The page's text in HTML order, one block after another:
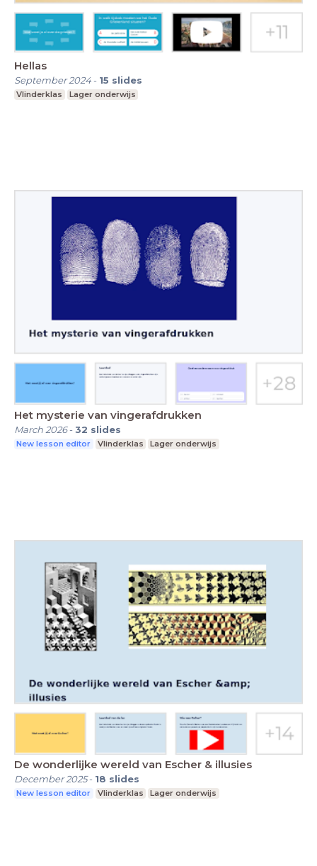
Hellas
September 2024- 15 slides
Vlinderklas Lager onderwijs
Het mysterie van vingerafdrukken
March 2026-32 slides
New lesson editor Vlinderklas Lager onderwijs
De wonderlijke wereld van Escher & illusies
December 2025- 18 slides
New lesson editor Vlinderklas Lager onderwijs